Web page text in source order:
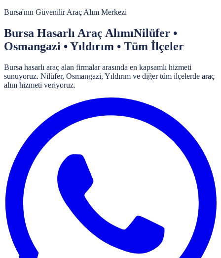
Bursa'nın Güvenilir Araç Alım Merkezi
Bursa Hasarlı Araç AlımıNilüfer •
Osmangazi • Yıldırım • Tüm İlçeler
Bursa hasarlı araç alan firmalar arasında en kapsamlı hizmeti
sunuyoruz. Nilüfer, Osmangazi, Yıldırım ve diğer tüm ilçelerde araç
alım hizmeti veriyoruz.